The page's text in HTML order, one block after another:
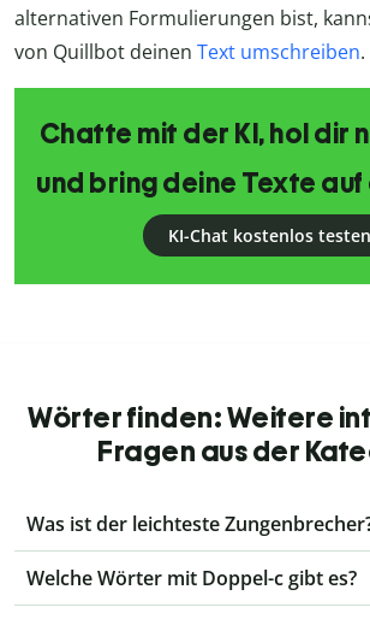
alternativen Formulierungen bist,
von Quillbot deinen Text umschreiben.
Chatte mit der KI, hol dir
und bring deine Texte auf
KI-Chat kostenlos testen
Wörter finden: Weitere
Fragen aus der
Was ist der leichteste
Welche Wörter mit Doppel-c gibt es?